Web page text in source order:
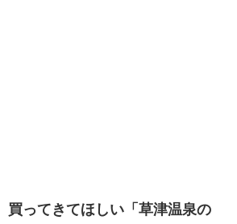
買ってきてほしい「草津温泉の